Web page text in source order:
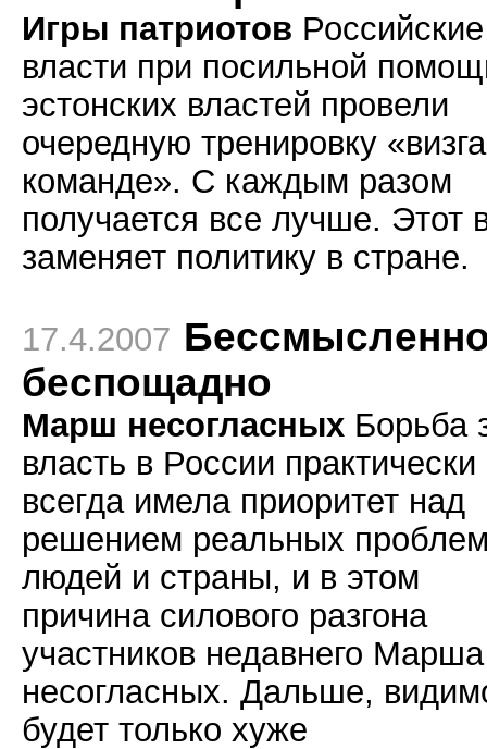
Игры патриотов Российские
власти при посильной
эстонских властей провели
очередную тренировку
команде». С каждым разом
получается все лучше. Этот
заменяет политику в стране.
17.4.2007
беспощадно
Марш несогласных Борьба
власть в России практически
всегда имела приоритет над
решением реальных
людей и страны, и в этом
причина силового разгона
участников недавнего Марша
несогласных. Дальше,
будет только хуже